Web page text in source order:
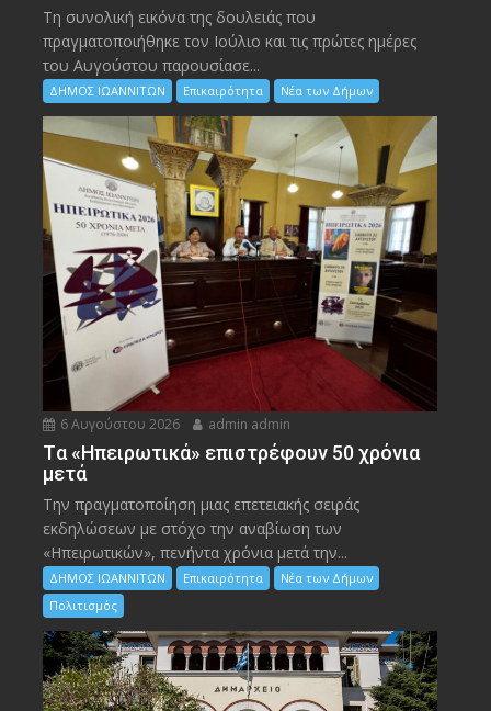
Τη συνολική εικόνα της δουλειάς που
πραγματοποιήθηκε τον Ιούλιο και τις πρώτες ημέρες
του Αυγούστου παρουσίασε...
ΔΗΜΟΣ ΙΩΑΝΝΙΤΩΝ Επικαιρότητα Νέα των Δήμων
6 Αυγούστου 2026 admin admin
Tα «Ηπειρωτικά» επιστρέφουν 50 χρόνια
μετά
Την πραγματοποίηση μιας επετειακής σειράς
εκδηλώσεων με στόχο την αναβίωση των
«Ηπειρωτικών», πενήντα χρόνια μετά την...
ΔΗΜΟΣ ΙΩΑΝΝΙΤΩΝ Επικαιρότητα
Νέα των Δήμων
Πολιτισμός